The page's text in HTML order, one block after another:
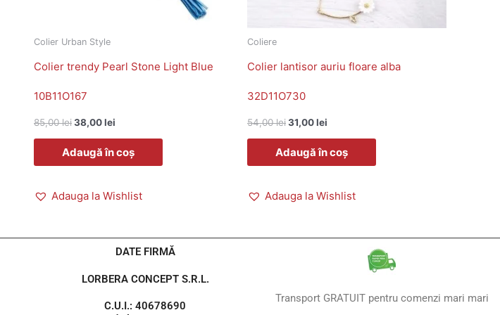
Colier Urban Style
Colier trendy Pearl Stone Light Blue
10B11O167
85,00lei38,00lei
Adaugă în coș
Adauga la Wishlist
Coliere
Colier lantisor auriu floare alba
32D11O730
54,00lei31,00lei
Adaugă în coș
Adauga la Wishlist
DATE FIRMĂ
LORBERA CONCEPT S.R.L.
C.U.I.: 40678690
Transport GRATUIT pentru comenzi mari mari